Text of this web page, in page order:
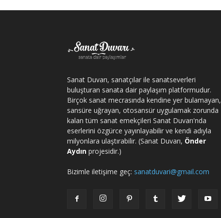
Sanat Duvarı, sanatçılar ile sanatseverleri
buluşturan sanata dair paylaşım platformudur.
Birçok sanat mecrasında kendine yer bulamayan,
sansüre uğrayan, otosansür uygulamak zorunda
kalan tüm sanat emekçileri Sanat Duvarı'nda
eserlerini özgürce yayınlayabilir ve kendi adıyla
milyonlara ulaştırabilir. (Sanat Duvarı, Önder
Aydın projesidir.)
Bizimle iletişime geç: sanatduvari@gmail.com